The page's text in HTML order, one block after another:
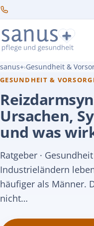
sanus+›Gesundheit &
GESUNDHEIT &
Ursachen,
und was
Ratgeber ·
Industrieländern
häufiger als Männer.
nicht…